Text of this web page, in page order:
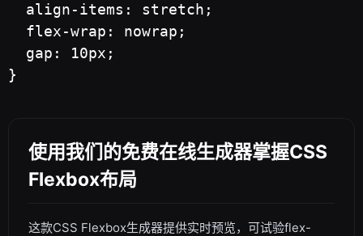
  align-items: stretch;
  flex-wrap: nowrap;
  gap: 10px;
}
使用我们的免费在线生成器掌握CSS
Flexbox布局
这款CSS Flexbox生成器提供实时预览，可试验flex-